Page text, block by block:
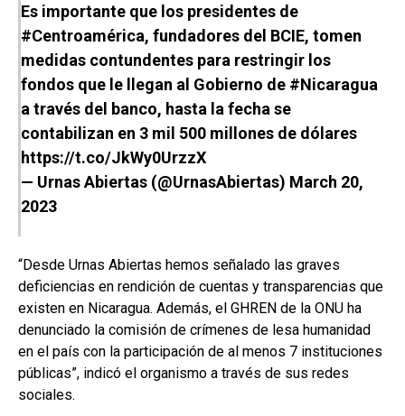
Es importante que los presidentes de
#Centroamérica, fundadores del BCIE, tomen
medidas contundentes para restringir los
fondos que le llegan al Gobierno de #Nicaragua
a través del banco, hasta la fecha se
contabilizan en 3 mil 500 millones de dólares
https://t.co/JkWy0UrzzX
— Urnas Abiertas (@UrnasAbiertas) March 20,
2023
“Desde Urnas Abiertas hemos señalado las graves
deficiencias en rendición de cuentas y transparencias que
existen en Nicaragua. Además, el GHREN de la ONU ha
denunciado la comisión de crímenes de lesa humanidad
en el país con la participación de al menos 7 instituciones
públicas”, indicó el organismo a través de sus redes
sociales.